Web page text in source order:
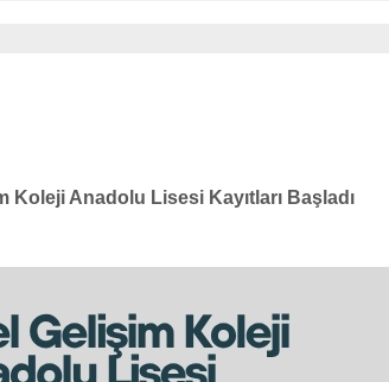
Koleji Anadolu Lisesi Kayıtları Başladı